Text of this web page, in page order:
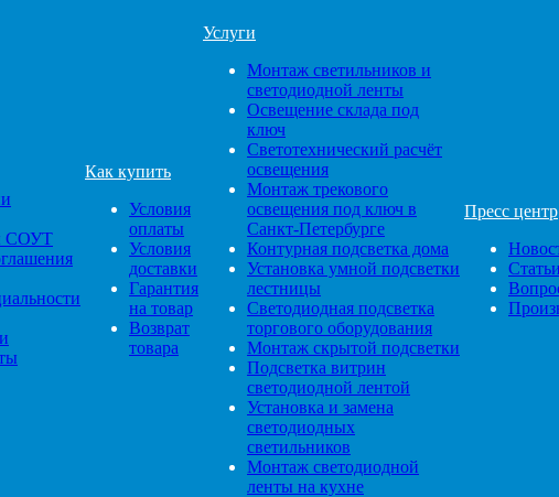
СОУТ
Как купить
Условия
оплаты
Условия
доставки
Гарантия
на товар
Возврат
товара
Услуги
Монтаж светильников и
светодиодной ленты
Освещение склада под
ключ
Светотехнический расчёт
освещения
Монтаж трекового
освещения под ключ в
Санкт-Петербурге
Контурная подсветка дома
Установка умной подсветки
лестницы
Светодиодная подсветка
торгового оборудования
Монтаж скрытой подсветки
Подсветка витрин
светодиодной лентой
Установка и замена
светодиодных
светильников
Монтаж светодиодной
ленты на кухне
Пресс центр
Статьи